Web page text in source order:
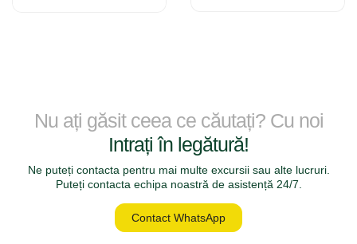
Nu ați găsit ceea ce căutați? Cu noi
Intrați în legătură!
Ne puteți contacta pentru mai multe excursii sau alte lucruri.
Puteți contacta echipa noastră de asistență 24/7.
Contact WhatsApp